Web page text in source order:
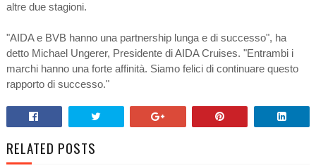
altre due stagioni.
"AIDA e BVB hanno una partnership lunga e di successo", ha
detto Michael Ungerer, Presidente di AIDA Cruises. "Entrambi i
marchi hanno una forte affinità. Siamo felici di continuare questo
rapporto di successo."
RELATED POSTS